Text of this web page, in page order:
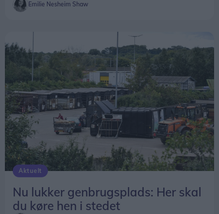
Emilie Nesheim Shaw
Aktuelt
Nu lukker genbrugsplads: Her skal
du køre hen i stedet